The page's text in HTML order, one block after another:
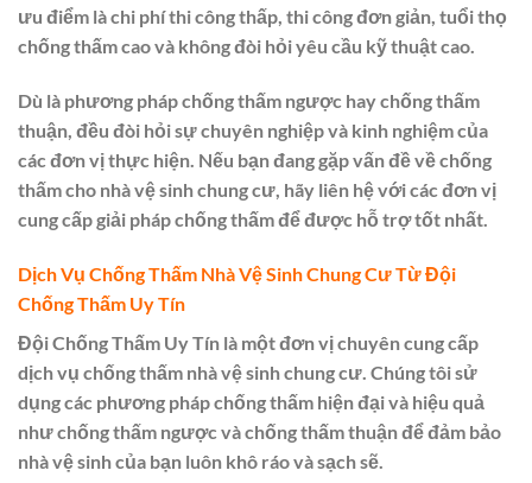
ưu điểm là chi phí thi công thấp, thi công đơn giản, tuổi thọ
chống thấm cao và không đòi hỏi yêu cầu kỹ thuật cao.
Dù là phương pháp chống thấm ngược hay chống thấm
thuận, đều đòi hỏi sự chuyên nghiệp và kinh nghiệm của
các đơn vị thực hiện. Nếu bạn đang gặp vấn đề về chống
thấm cho nhà vệ sinh chung cư, hãy liên hệ với các đơn vị
cung cấp giải pháp chống thấm để được hỗ trợ tốt nhất.
Dịch Vụ Chống Thấm Nhà Vệ Sinh Chung Cư Từ Đội
Chống Thấm Uy Tín
Đội Chống Thấm Uy Tín là một đơn vị chuyên cung cấp
dịch vụ chống thấm nhà vệ sinh chung cư. Chúng tôi sử
dụng các phương pháp chống thấm hiện đại và hiệu quả
như chống thấm ngược và chống thấm thuận để đảm bảo
nhà vệ sinh của bạn luôn khô ráo và sạch sẽ.